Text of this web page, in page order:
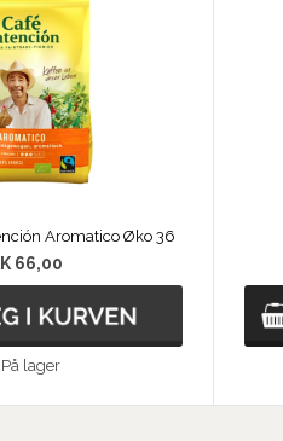
Aromatico Øko 36
66,00
På lager